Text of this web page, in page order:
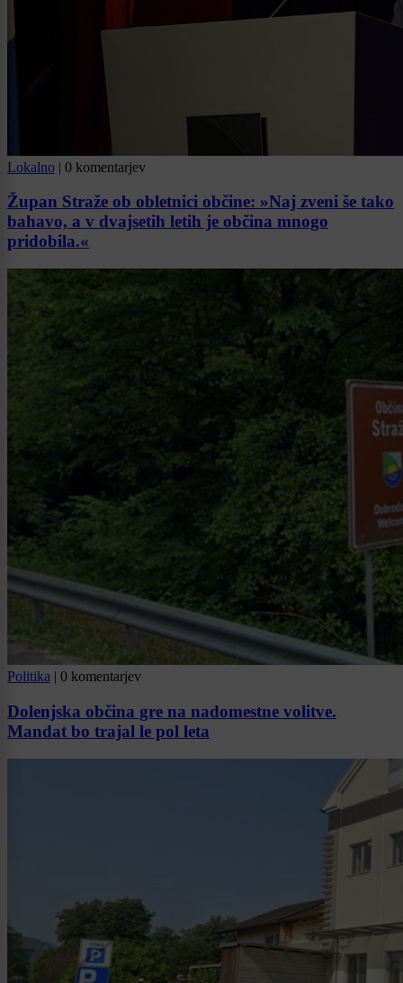
Lokalno | 0 komentarjev
Župan Straže ob obletnici občine: »Naj zveni še tako
bahavo, a v dvajsetih letih je občina mnogo
pridobila.«
Politika | 0 komentarjev
Dolenjska občina gre na nadomestne volitve.
Mandat bo trajal le pol leta